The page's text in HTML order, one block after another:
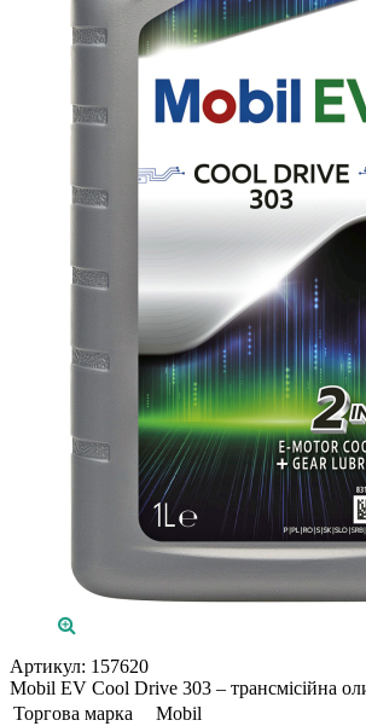
Артикул: 157620
Mobil EV Cool Drive 303 – трансмісійна
Торгова марка
Mobil